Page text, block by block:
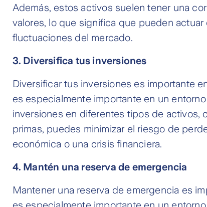
Además, estos activos suelen tener una
valores, lo que significa que pueden
fluctuaciones del mercado.
3. Diversifica tus inversiones
Diversificar tus inversiones es importante
es especialmente importante en un
inversiones en diferentes tipos de activos,
primas, puedes minimizar el riesgo de
económica o una crisis financiera.
4. Mantén una reserva de emergencia
Mantener una reserva de emergencia es